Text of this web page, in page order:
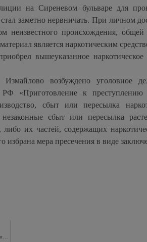
на Сиреневом бульваре для
заметно нервничать. При личном
неизвестного происхождения, общей
является наркотическим
вышеуказанное
возбуждено уголовное
РФ «Приготовление к
сбыт или пересылка
сбыт или пересылка
их частей, содержащих
мера пресечения в виде